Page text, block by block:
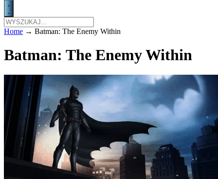
Home → Batman: The Enemy Within
Batman: The Enemy Within